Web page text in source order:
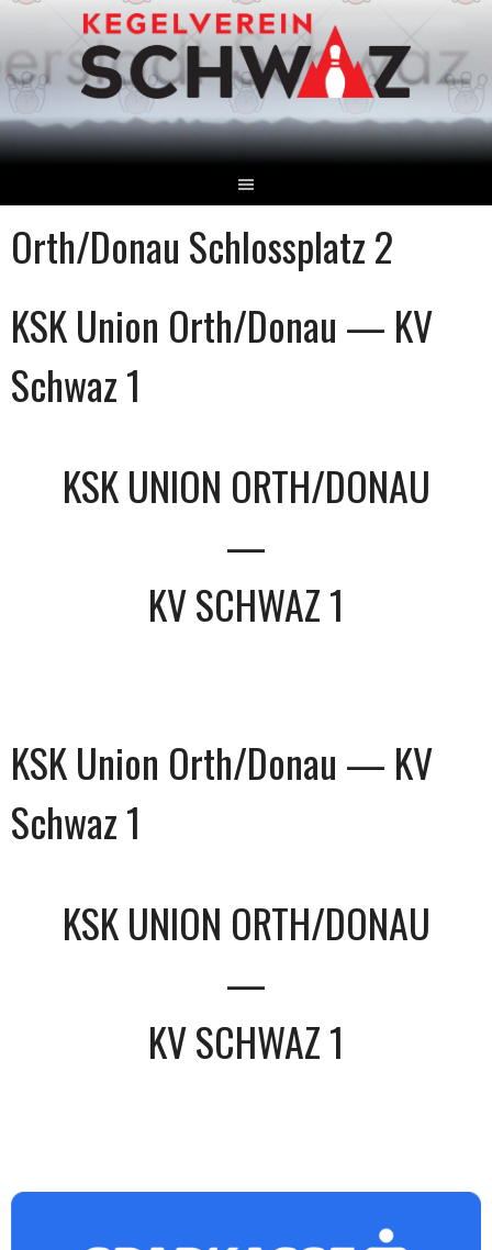
Springe
Inhalt
Orth/Donau Schlossplatz 2
KSK Union Orth/Donau — KV
Schwaz 1
KSK UNION ORTH/DONAU
—
KV SCHWAZ 1
KSK Union Orth/Donau — KV
Schwaz 1
KSK UNION ORTH/DONAU
—
KV SCHWAZ 1